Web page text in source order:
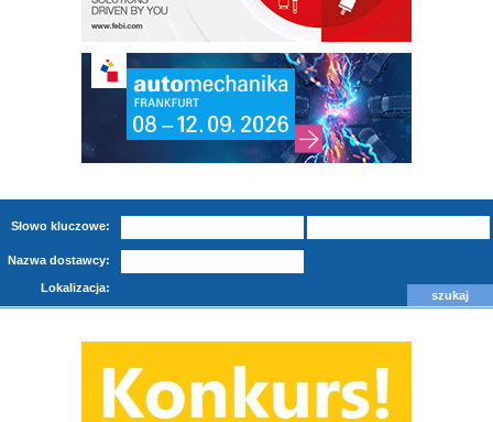
Słowo kluczowe:
Nazwa dostawcy:
Lokalizacja: